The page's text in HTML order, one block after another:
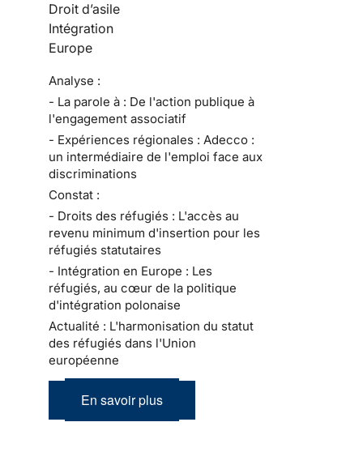
Droit d’asile
Intégration
Europe
Analyse :
- La parole à : De l'action publique à
l'engagement associatif
- Expériences régionales : Adecco :
un intermédiaire de l'emploi face aux
discriminations
Constat :
- Droits des réfugiés : L'accès au
revenu minimum d'insertion pour les
réfugiés statutaires
- Intégration en Europe : Les
réfugiés, au cœur de la politique
d'intégration polonaise
Actualité : L'harmonisation du statut
des réfugiés dans l'Union
européenne
En savoir plus